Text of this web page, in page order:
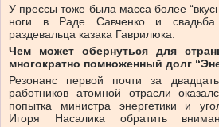
У прессы тоже была масса более
ноги в Раде Савченко и свадьба
раздевальца казака Гаврилюка.
Чем может обернуться для
многократно помноженный долг
Резонанс первой почти за
работников атомной отрасли
попытка министра энергетики и
Игоря Насалика обратить